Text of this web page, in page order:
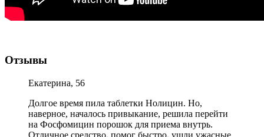
Отзывы
Екатерина, 56
Долгое время пила таблетки Нолицин. Но,
наверное, началось привыкание, решила перейти
на Фосфомицин порошок для приема внутрь.